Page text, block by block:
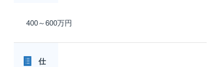
400～600万円
仕